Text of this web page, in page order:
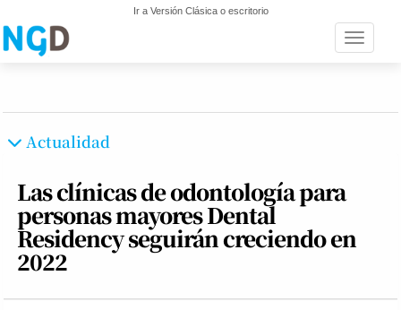
Ir a Versión Clásica o escritorio
Toggle
Actualidad
Las clínicas de odontología para
personas mayores Dental
Residency seguirán creciendo en
2022